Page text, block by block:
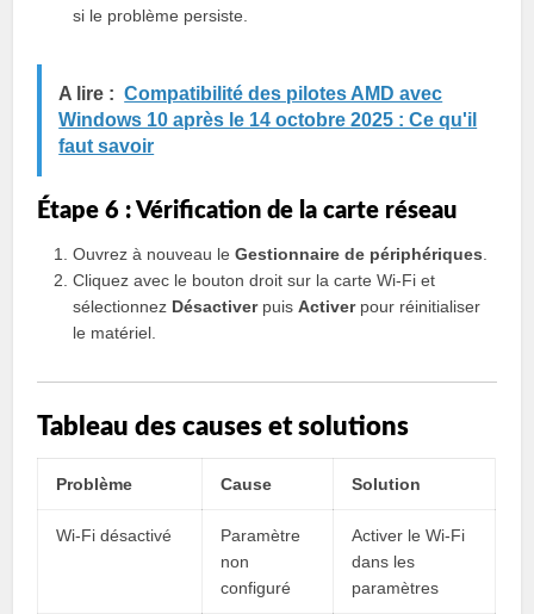
si le problème persiste.
A lire : Compatibilité des pilotes AMD avec
Windows 10 après le 14 octobre 2025 : Ce qu'il
faut savoir
Étape 6 : Vérification de la carte réseau
Ouvrez à nouveau leGestionnaire de périphériques
Cliquez avec le bouton droit sur la carte Wi-Fi et
sélectionnez DésactiverpuisActiverpour réinitialiser
le matériel.
Tableau des causes et solutions
Problème Cause Solution
Wi-Fi désactivé
Paramètre
non
configuré
Activer le Wi-Fi
dans les
paramètres